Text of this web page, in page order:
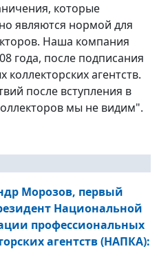
которые
являются нормой для
Наша компания
года, после подписания
агентств.
после вступления в
мы не видим".
Морозов, первый
Национальной
профессиональных
агентств (НАПКА):